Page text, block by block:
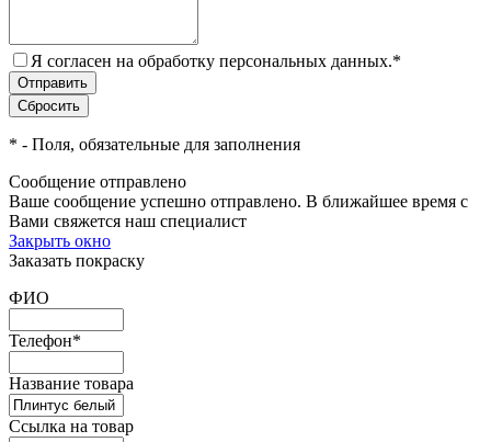
Я согласен на обработку персональных данных.*
* - Поля, обязательные для заполнения
Сообщение отправлено
Ваше сообщение успешно отправлено. В ближайшее время с
Вами свяжется наш специалист
Закрыть окно
Заказать покраску
ФИО
Телефон*
Название товара
Ссылка на товар